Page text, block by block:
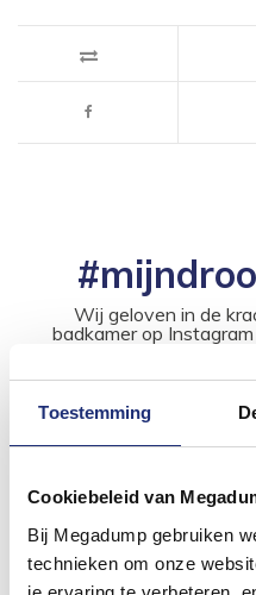
Toestemming
Cookiebeleid van
Bij Megadump gebruiken
technieken om onze
Wij geloven in de
badkamer op